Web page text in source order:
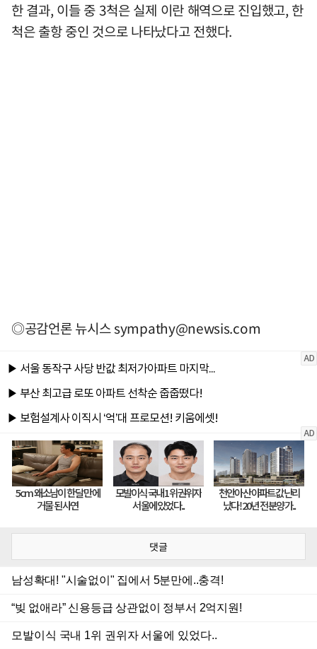
한 결과, 이들 중 3척은 실제 이란 해역으로 진입했고, 한
척은 출항 중인 것으로 나타났다고 전했다.
◎공감언론 뉴시스sympathy@newsis.com
댓글